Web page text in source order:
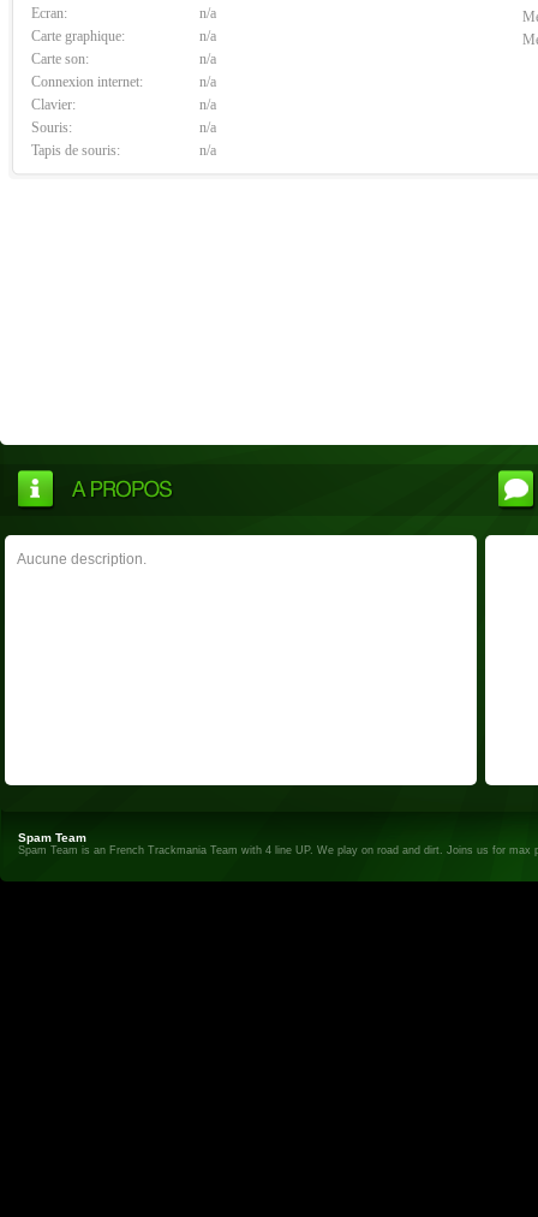
Ecran:
n/a
Carte graphique:
n/a
Carte son:
n/a
Connexion internet:
n/a
Clavier:
n/a
Souris:
n/a
Tapis de souris:
n/a
Aucune description.
Spam Team
Spam Team is an French Trackmania Team with 4 line UP. We play on road and dirt. Joins us for max